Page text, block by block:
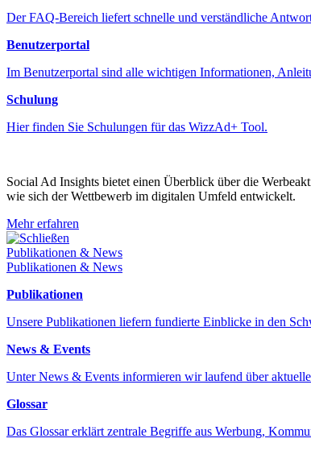
Der FAQ-Bereich liefert schnelle und verständliche
Benutzerportal
Im Benutzerportal sind alle wichtigen Informationen,
Schulung
Hier finden Sie Schulungen für das WizzAd+ Tool.
Social Ad Insights bietet einen Überblick über die
wie sich der Wettbewerb im digitalen Umfeld entwickelt.
Mehr erfahren
Schließen
Publikationen & News
Publikationen & News
Publikationen
Unsere Publikationen liefern fundierte Einblicke in den
News & Events
Unter News & Events informieren wir laufend über
Glossar
Das Glossar erklärt zentrale Begriffe aus Werbung,